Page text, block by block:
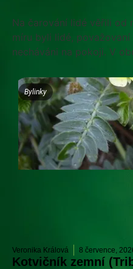
Na čarování lidé věřili od
míru byli lidé,
necháváni na pokoji. V
Bylinky
Veronika Králová 8 července,
Kotvičník zemní